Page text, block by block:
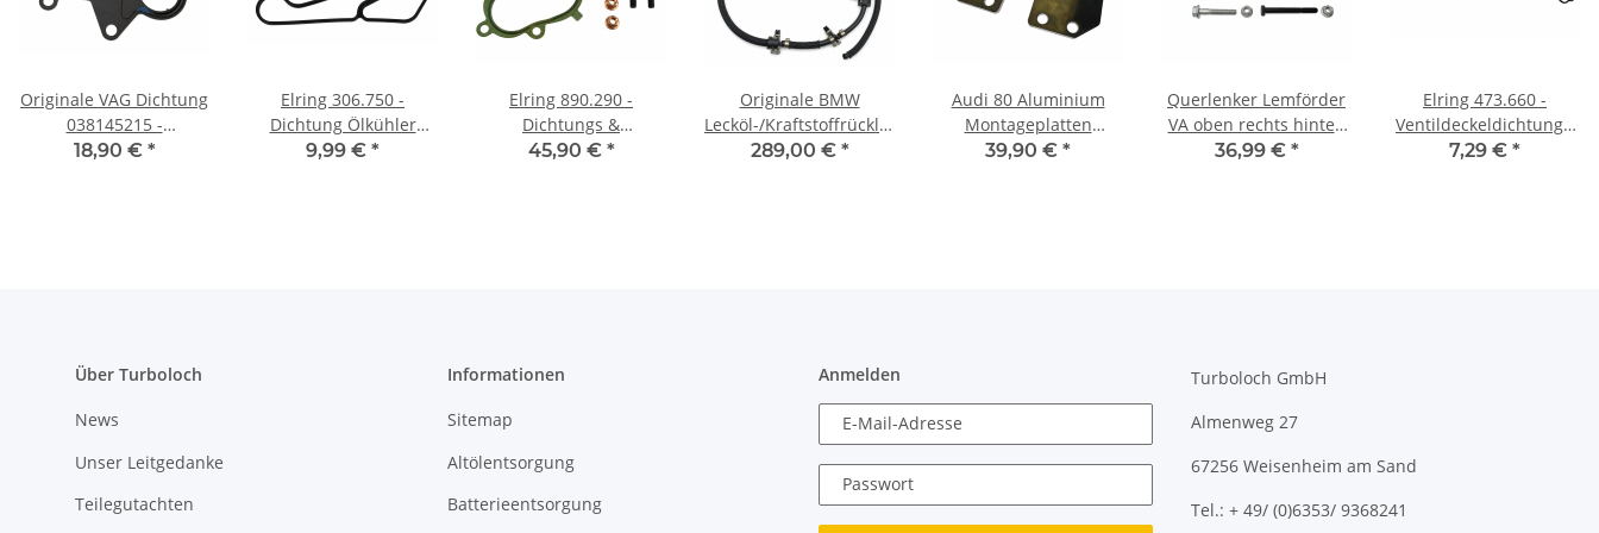
Originale VAG Dichtung
038145215 -
Kraftstoffpumpe
18,90 € *
Elring 306.750 -
Dichtung Ölkühler
BMW N20 N52 N53 N54
9,99 € *
Elring 890.290 -
Dichtungs &
Montagessatz (Elring
45,90 € *
Originale BMW
Lecköl-/Kraftstoffrücklaufleitung
- 6Zyl. Diesel M57D30
289,00 € *
Audi 80 Aluminium
Montageplatten
Längsträger LLK
39,90 € *
Querlenker Lemförder
VA oben rechts hinten
(2102901) - Audi VW
36,99 € *
Elring 473.660 -
Ventildeckeldichtung -
Audi 4.2 V8 innen
7,29 € *
Über Turboloch
News
Unser Leitgedanke
Teilegutachten
Informationen
Sitemap
Altölentsorgung
Batterieentsorgung
Anmelden
E-Mail-Adresse
Passwort
Turboloch GmbH
Almenweg 27
67256 Weisenheim am Sand
Tel.: + 49/ (0)6353/ 9368241